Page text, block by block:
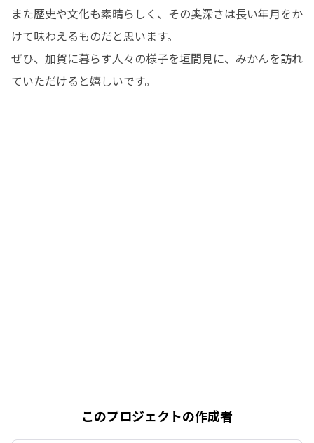
また歴史や文化も素晴らしく、その奥深さは長い年月をか
けて味わえるものだと思います。
ぜひ、加賀に暮らす人々の様子を垣間見に、みかんを訪れ
ていただけると嬉しいです。
このプロジェクトの作成者